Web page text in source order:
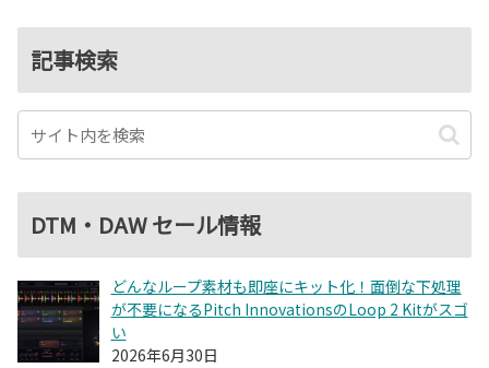
記事検索
DTM・DAW セール情報
どんなループ素材も即座にキット化！面倒な下処理
が不要になるPitch InnovationsのLoop 2 Kitがスゴ
い
2026年6月30日